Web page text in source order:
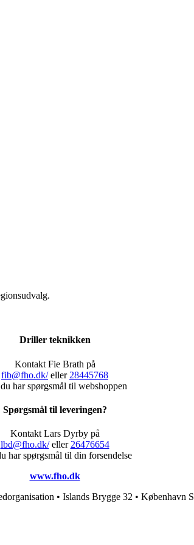
Driller teknikken
Kontakt Fie Brath på
fib@fho.dk/eller 28445768
har spørgsmål til webshoppen
Spørgsmål til leveringen?
Kontakt Lars Dyrby på
lbd@fho.dk/eller 26476654
har spørgsmål til din forsendelse
www.fho.dk
• Islands Brygge 32 • København S